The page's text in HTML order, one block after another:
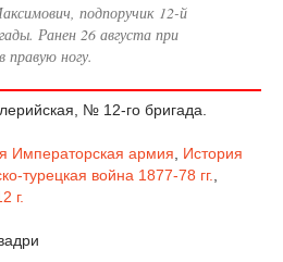
подпоручик 12-й
Ранен 26 августа при
правую ногу.
№ 12-го бригада.
Императорская армия
История
турецкая война 1877-78 гг.
г.